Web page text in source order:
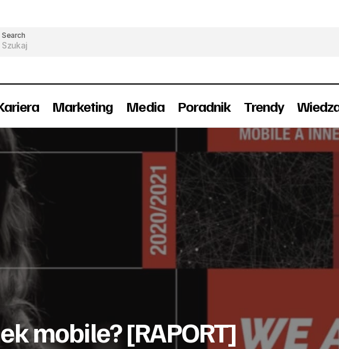
Search
Marketing Media Poradnik Trendy
Jak wygląda rynek mobile? [RAPORT]
mobile? [RAPORT]